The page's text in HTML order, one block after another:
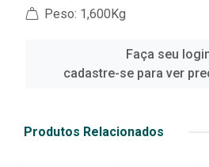
Peso: 1,600Kg
Faça seu
cadastre-se para ver
Produtos Relacionados